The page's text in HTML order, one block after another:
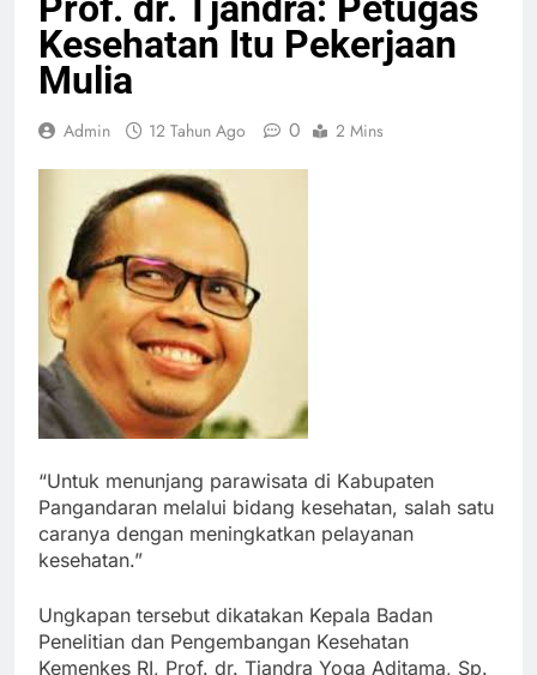
Kesehatan Itu Pekerjaan
Mulia
Admin 12 Tahun Ago 0 2 Mins
“Untuk menunjang parawisata di Kabupaten
Pangandaran melalui bidang kesehatan, salah satu
caranya dengan meningkatkan pelayanan
kesehatan.”
Ungkapan tersebut dikatakan Kepala Badan
Penelitian dan Pengembangan Kesehatan
Kemenkes RI, Prof. dr. Tjandra Yoga Aditama, Sp.